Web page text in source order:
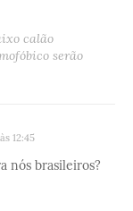
calão
serão
12:45
nós brasileiros?